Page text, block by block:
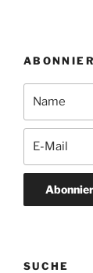
SUCHE